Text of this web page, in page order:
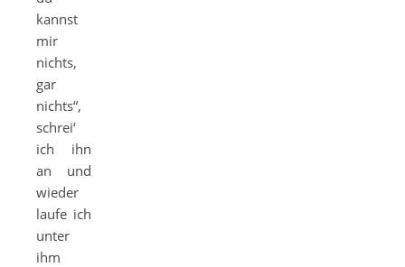
kannst
mir
nichts,
gar
nichts“,
schrei‘
ich ihn
an und
wieder
laufe ich
unter
ihm